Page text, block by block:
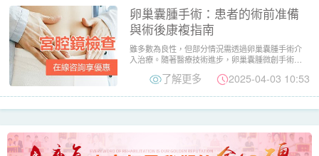
卵巢囊腫手術：患者的術前准備
與術後康複指南
雖多數為良性，但部分情況需透過卵巢囊腫手術介
入治療。隨著醫療技術進步，卵巢囊腫微創手術已
了解更多 2025-04-03 10:53